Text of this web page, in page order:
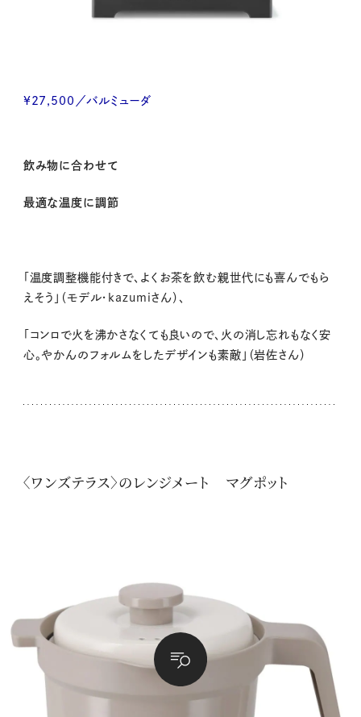
¥27,500／バルミューダ
飲み物に合わせて
最適な温度に調節
「温度調整機能付きで、よくお茶を飲む親世代にも喜んでもら
えそう」（モデル・kazumiさん）、
「コンロで火を沸かさなくても良いので、火の消し忘れもなく安
心。やかんのフォルムをしたデザインも素敵」（岩佐さん）
〈ワンズテラス〉のレンジメート マグポット